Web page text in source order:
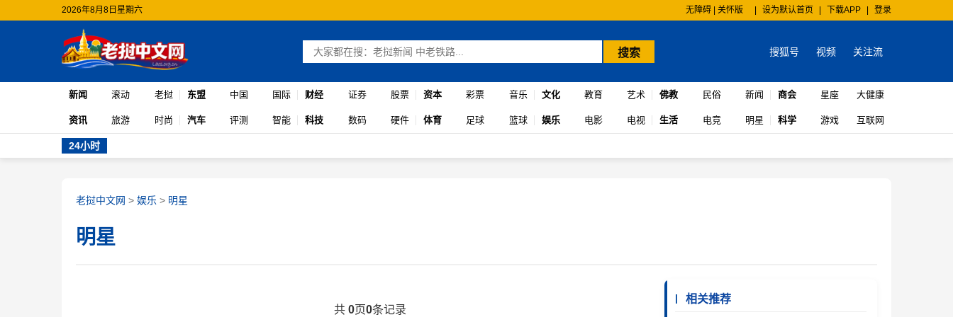
2026年8月8日星期六 无障碍 | 关怀版 设为默认首页 下载APP 登录
搜索 搜狐号 视频 关注流
新闻 滚动 老挝 东盟 中国 国际 财经 证券 股票 资本 彩票 音乐 文化 教育 艺术 佛教 民俗 新闻 商会 星座 大健康
资讯 旅游 时尚 汽车 评测 智能 科技 数码 硬件 体育 足球 篮球 娱乐 电影 电视 生活 电竞 明星 科学 游戏 互联网
24小时
老挝中文网 > 娱乐 > 明星
明星
共 0页0条记录
相关推荐